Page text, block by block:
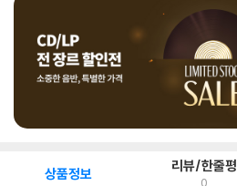
상품정보 리뷰/한줄평
0